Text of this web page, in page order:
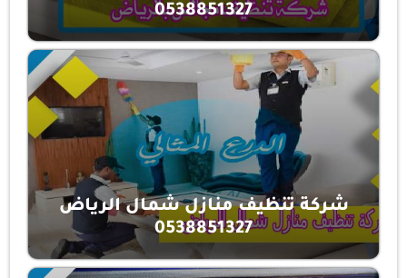
0538851327
شركة تنظيف منازل شمال الرياض
0538851327